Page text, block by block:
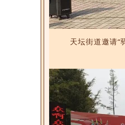
天坛街道邀请“